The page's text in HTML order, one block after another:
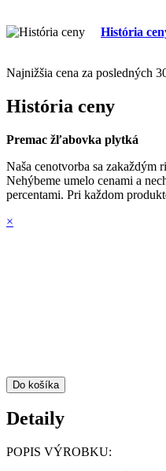
História
Najnižšia cena za posledných
História ceny
Premac žľabovka plytká
Naša cenotvorba sa zakaždým
Nehýbeme umelo cenami a
percentami. Pri každom
×
Do košíka
Detaily
POPIS VÝROBKU: